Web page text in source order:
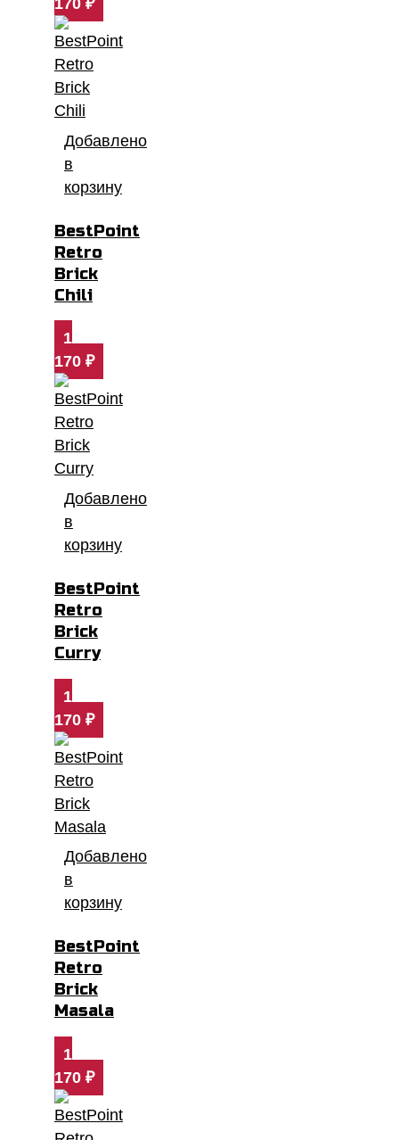
170 ₽
Добавлено
в
корзину
BestPoint
Retro
Brick
Chili
1
170 ₽
Добавлено
в
корзину
BestPoint
Retro
Brick
Curry
1
170 ₽
Добавлено
в
корзину
BestPoint
Retro
Brick
Masala
1
170 ₽